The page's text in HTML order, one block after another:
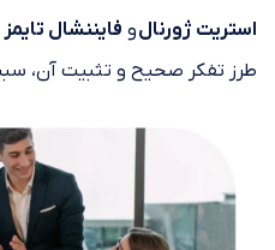
استریت ژورنالو فایننشال تایمز
طرز تفکر صحیح و تثبیت آن،